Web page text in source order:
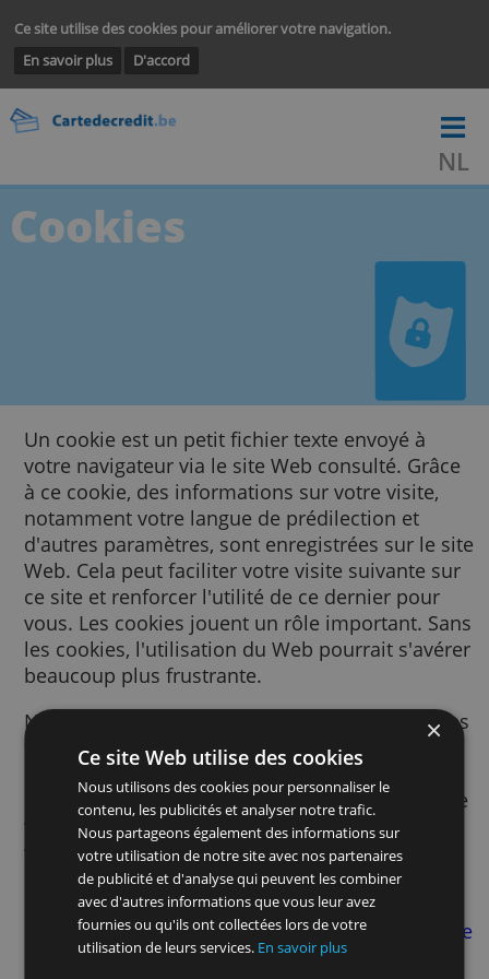
Ce site utilise des cookies pour améliorer votre navigation.
En savoir plus
D'accord
Cookies
Un cookie est un petit fichier texte envoyé à
votre navigateur via le site Web consulté.
à ce cookie, des informations sur votre
notamment votre langue de prédilection et
d'autres paramètres, sont enregistrées sur
Web. Cela peut faciliter votre visite
ce site et renforcer l'utilité de ce dernier
vous. Les cookies jouent un rôle important.
les cookies, l'utilisation du Web pourrait
beaucoup plus frustrante.
Nous utilisons des cookies pour de
finalités. Par exemple, nous y avons recours
pour mémoriser vos paramètres
afin d’améliorer la pertinence des
vous voyez, afin de mesurer le nombre de
Ce site Web utilise des cookies
Nous utilisons des cookies pour personnaliser le
contenu, les publicités et analyser notre trafic.
Nous partageons également des informations sur